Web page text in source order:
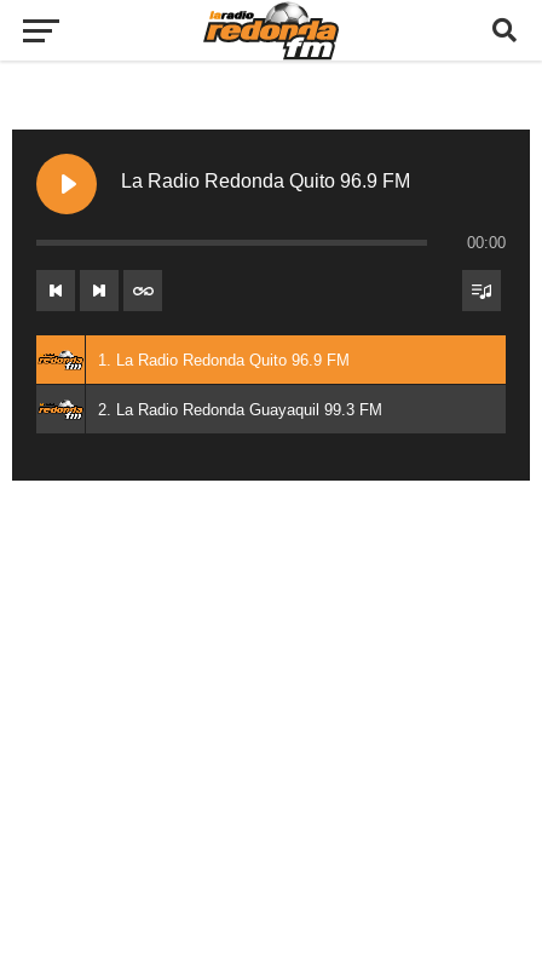
La Radio Redonda Quito 96.9 FM
00:00
1. La Radio Redonda Quito 96.9 FM
2. La Radio Redonda Guayaquil 99.3 FM